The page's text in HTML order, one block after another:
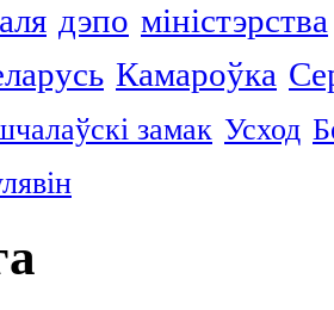
дэпо міністэрства
Камароўка
замак Усход